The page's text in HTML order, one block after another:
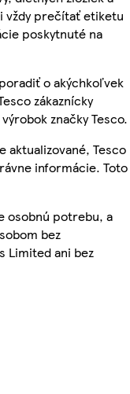
vždy prečítať etiketu
poskytnuté na
o akýchkoľvek
zákaznícky
značky Tesco.
aktualizované, Tesco
informácie. Toto
osobnú potrebu, a
bez
Limited ani bez